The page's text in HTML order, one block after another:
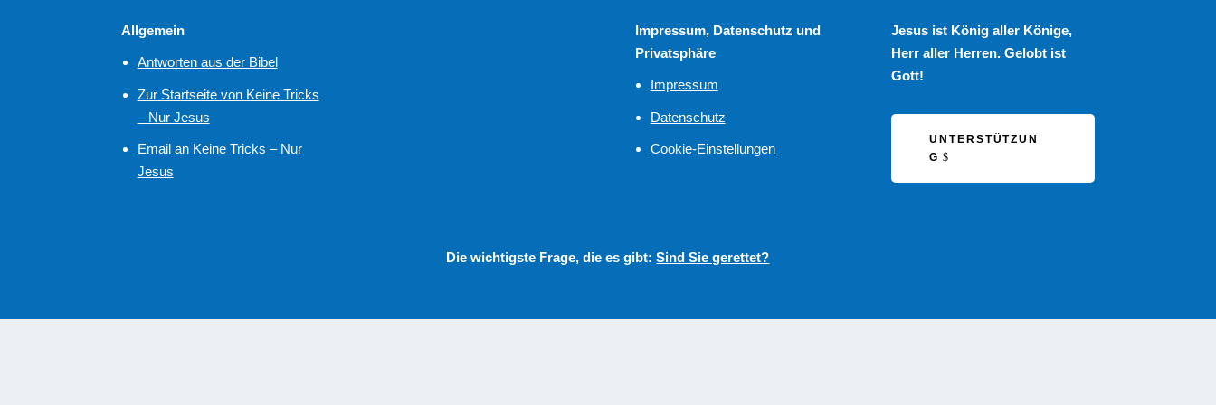
Allgemein
Antworten aus der Bibel
Zur Startseite von Keine Tricks
– Nur Jesus
Email an Keine Tricks – Nur
Jesus
Impressum, Datenschutz und
Privatsphäre
Impressum
Datenschutz
Cookie-Einstellungen
Jesus ist König aller Könige,
Herr aller Herren. Gelobt ist
Gott!
UNTERSTÜTZUN
G
Die wichtigste Frage, die es gibt:Sind Sie gerettet?